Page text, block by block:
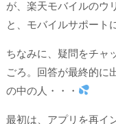
が、楽天モバイルのウ
と、モバイルサポート
ちなみに、疑問をチャ
ごろ。回答が最終的に
の中の人・・・
最初は、アプリを再イ